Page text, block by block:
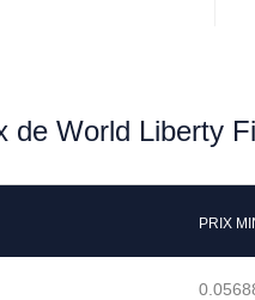
de World Liberty
PRIX